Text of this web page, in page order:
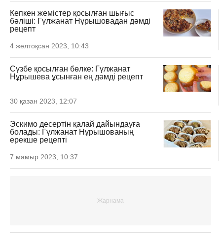
Кепкен жемістер қосылған шығыс
бәліші: Гүлжанат Нұрышовадан дәмді
рецепт
4 желтоқсан 2023, 10:43
Сүзбе қосылған бөлке: Гүлжанат
Нұрышева ұсынған ең дәмді рецепт
30 қазан 2023, 12:07
Эскимо десертін қалай дайындауға
болады: Гүлжанат Нұрышованың
ерекше рецепті
7 мамыр 2023, 10:37